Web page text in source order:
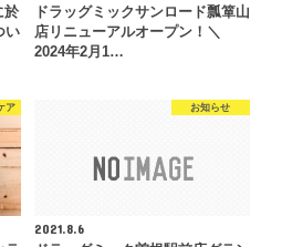
於
い
ドラッグミックサンロード瓢箪山
店リニューアルオープン！＼
2024年2月1…
ア お知らせ
2021.8.6